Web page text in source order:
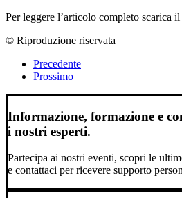
Per leggere l’articolo completo scarica il
© Riproduzione riservata
Precedente
Prossimo
Informazione, formazione e
i nostri esperti.
Partecipa ai nostri eventi, scopri le
e contattaci per ricevere supporto